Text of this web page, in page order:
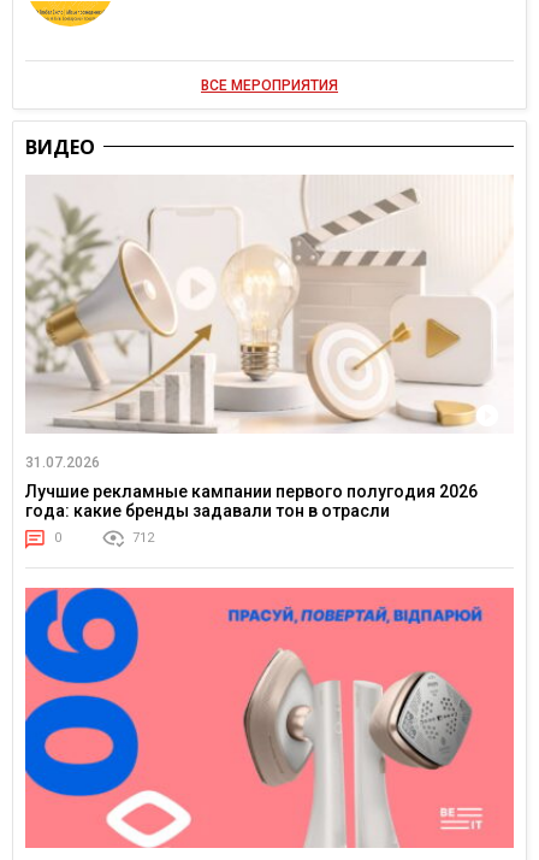
ВСЕ МЕРОПРИЯТИЯ
ВИДЕО
31.07.2026
Лучшие рекламные кампании первого полугодия 2026
года: какие бренды задавали тон в отрасли
0 712